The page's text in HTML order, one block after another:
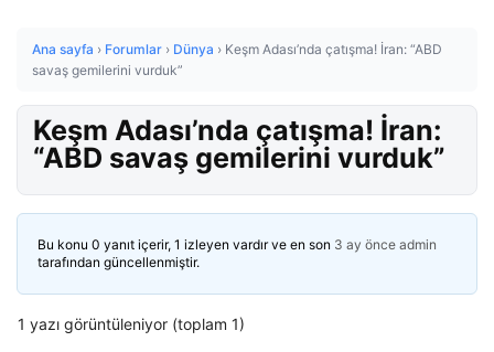
Ana sayfa › Forumlar › Dünya › Keşm Adası’nda çatışma! İran: “ABD
savaş gemilerini vurduk”
Keşm Adası’nda çatışma! İran:
“ABD savaş gemilerini vurduk”
Bu konu 0 yanıt içerir, 1 izleyen vardır ve en son 3 ay önce admin
tarafından güncellenmiştir.
1 yazı görüntüleniyor (toplam 1)